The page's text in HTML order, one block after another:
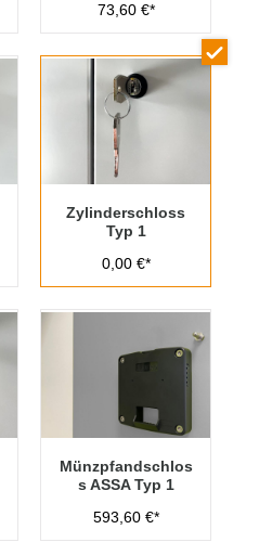
Typ 1
73,60 €*
Zylinderschloss
Typ 1
0,00 €*
Münzpfandschlos
s ASSA Typ 1
593,60 €*